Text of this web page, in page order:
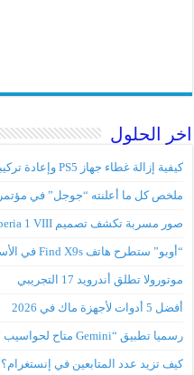
اخر الحلول
كيفية إزالة غطاء جهاز PS5 وإعادة تركيبه بأمان للتنظيف والتحديثات
ملخص كل ما أعلنته “جوجل” في مؤتمر Android Show I/O Edition 2026
صور مسربة تكشف تصميم Xperia 1 VIII الجديد
“أوبو” ستطرح هاتف Find X9s في الأسواق العالمية
موتورولا تطلق أندرويد 17 التجريبي
أفضل 5 أدوات لأجهزة ماك في 2026
رسميا تطبيق “Gemini متاح لحواسيب “ماك”
كيف تزيد عدد المتابعين في إنستغرام؟